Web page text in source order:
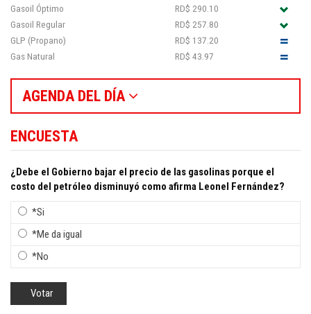
Gasoil Óptimo
RD$ 290.10
Gasoil Regular
RD$ 257.80
GLP (Propano)
RD$ 137.20
Gas Natural
RD$ 43.97
AGENDA DEL DÍA
ENCUESTA
¿Debe el Gobierno bajar el precio de las gasolinas porque el
costo del petróleo disminuyó como afirma Leonel Fernández?
*Si
*Me da igual
*No